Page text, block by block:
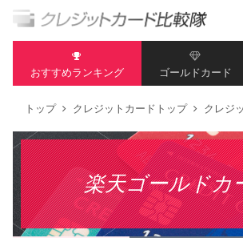
おすすめランキング ゴールドカード
トップ クレジットカードトップ クレジ
楽天ゴールドカ